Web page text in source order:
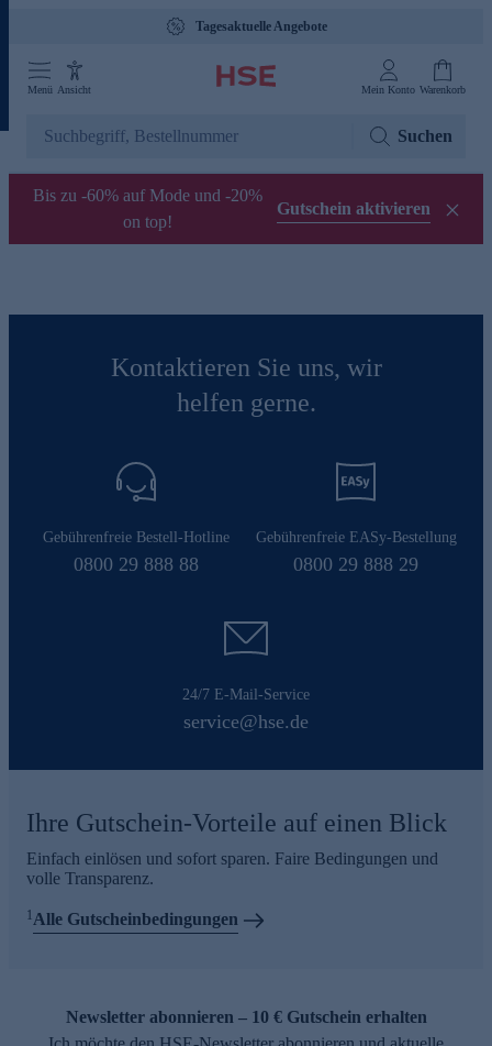
Tagesaktuelle Angebote
Menü Ansicht Mein Konto Warenkorb
Suchen
Bis zu -60% auf Mode und -20%
on top!
Gutschein aktivieren
Kontaktieren Sie uns, wir
helfen gerne.
Gebührenfreie Bestell-Hotline
0800 29 888 88
Gebührenfreie EASy-Bestellung
0800 29 888 29
24/7 E-Mail-Service
service@hse.de
Ihre Gutschein-Vorteile auf einen Blick
Einfach einlösen und sofort sparen. Faire Bedingungen und
volle Transparenz.
1Alle Gutscheinbedingungen
Newsletter abonnieren – 10 € Gutschein erhalten